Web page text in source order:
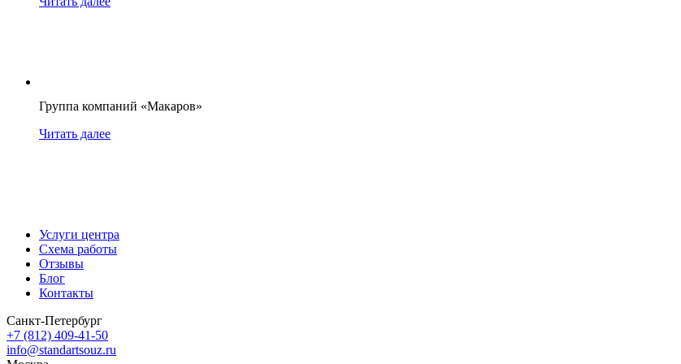
Группа компаний «Макаров»
Читать далее
Услуги центра
Схема работы
Отзывы
Блог
Контакты
Санкт-Петербург
+7 (812) 409-41-50
info@standartsouz.ru